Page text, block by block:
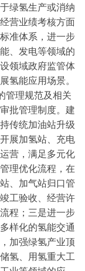
绿氢生产或消纳
营业绩考核方面
准体系，进一步
、发电等领域的
领域政府监管体
氢能应用场景。
管理规范及相关
批管理制度。 建
传统加油站升级
展加氢站、充电
营，满足多元化
理优化流程，在
、加气站归口管
工验收、经营许
程；三是进一步
样化的氢能交通
加强绿氢产业顶
氢、用氢重大工